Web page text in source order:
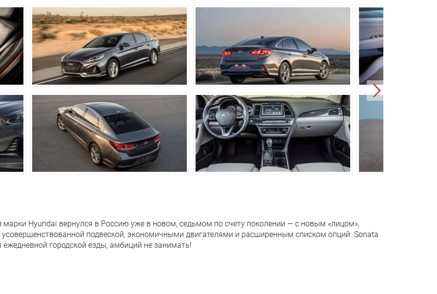
510 л
Гидромеханическая
Передний
пружинная, типа Макферсон, со
поперечной устойчивости
Независимая, пружинная, типа Макферсон, со
стабилизатором поперечной устойчивости
пружинная, многорычажная, со
Независимая, пружинная, многорычажная, со
Дисковые
Дисковые
000 км пробега
марки Hyundai вернулся в Россию уже в новом, седьмом по счету поколении — с новым «лицом»,
подвеской, экономичными двигателями и расширенным списком опций. Sonata
городской езды, амбиций не занимать!